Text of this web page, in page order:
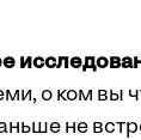
о ком вы
не